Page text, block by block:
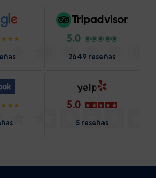
5.0
2649 reseñas
5.0
5 reseñas